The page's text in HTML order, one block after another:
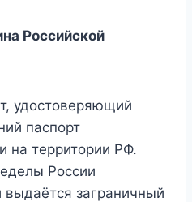
Российской
удостоверяющий
паспорт
на территории РФ.
России
заграничный